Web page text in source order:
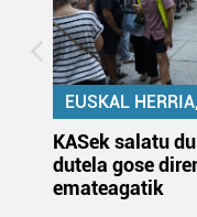
EUSKAL
KASek salatu
dutela gose
emateagatik